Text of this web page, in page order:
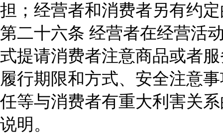
担；经营者和消费者另有约
第二十六条 经营者在经营活
式提请消费者注意商品或者
履行期限和方式、安全注意
任等与消费者有重大利害关
说明。